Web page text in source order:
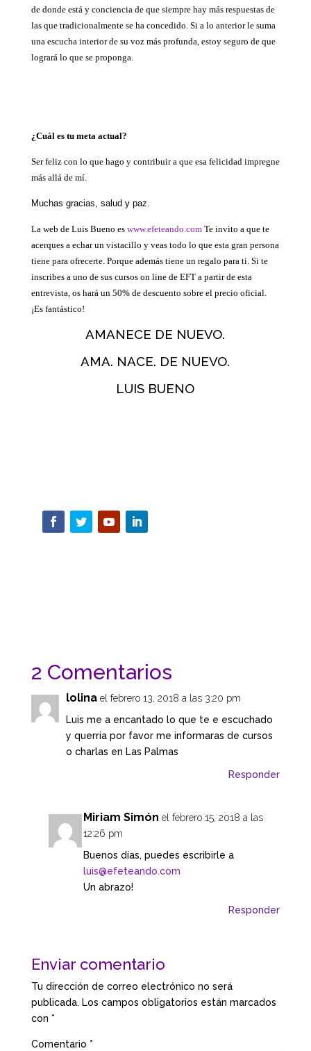
de donde está y conciencia de que siempre hay más respuestas de
las que tradicionalmente se ha concedido. Si a lo anterior le suma
una escucha interior de su voz más profunda, estoy seguro de que
logrará lo que se proponga.
¿Cuál es tu meta actual?
Ser feliz con lo que hago y contribuir a que esa felicidad impregne
más allá de mí.
Muchas gracias, salud y paz.
La web de Luis Bueno es www.efeteando.comTe invito a que te
acerques a echar un vistacillo y veas todo lo que esta gran persona
tiene para ofrecerte. Porque además tiene un regalo para ti. Si te
inscribes a uno de suscursos on line de EFT a partir de esta
entrevista, os hará un 50% de descuento sobre el precio oficial.
¡Es fantástico!
AMANECE DE NUEVO.
AMA. NACE. DE NUEVO.
LUIS BUENO
2 Comentarios
lolina el febrero 13, 2018 a las 3:20 pm
Luis me a encantado lo que te e escuchado
y querria por favor me informaras de cursos
o charlas en Las Palmas
Responder
Miriam Simón el febrero 15, 2018 a las
12:26 pm
Buenos días, puedes escribirle a
luis@efeteando.com
Un abrazo!
Responder
Enviar comentario
Tu dirección de correo electrónico no será
publicada. Los campos obligatorios están marcados
con *
Comentario *